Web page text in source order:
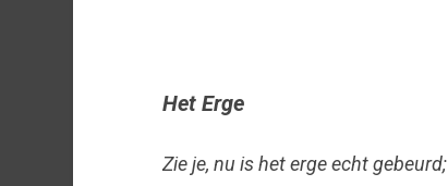
Het Erge
Zie je, nu is het erge echt gebeurd;